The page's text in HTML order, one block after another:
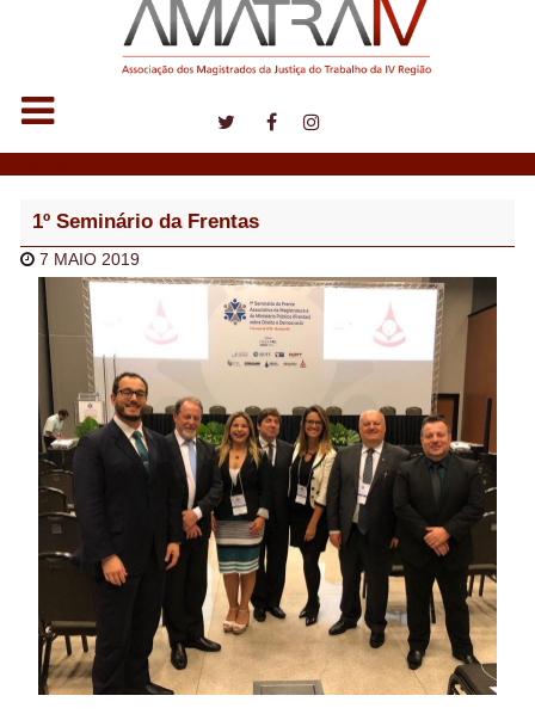
1º Seminário da Frentas
7 MAIO 2019